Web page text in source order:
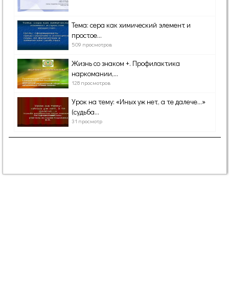
Тема: сера как химический элемент и
простое...
509 просмотров
Жизнь со знаком +. Профилактика
наркомании,...
128 просмотров
Урок на тему: «Иных уж нет, а те далече…»
(судьба...
31 просмотр